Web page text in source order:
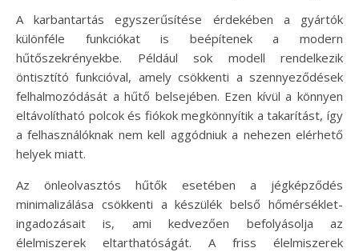
A karbantartás egyszerűsítése érdekében a gyártók
különféle funkciókat is beépítenek a modern
hűtőszekrényekbe. Például sok modell rendelkezik
öntisztító funkcióval, amely csökkenti a szennyeződések
felhalmozódását a hűtő belsejében. Ezen kívül a könnyen
eltávolítható polcok és fiókok megkönnyítik a takarítást, így
a felhasználóknak nem kell aggódniuk a nehezen elérhető
helyek miatt.
Az önleolvasztós hűtők esetében a jégképződés
minimalizálása csökkenti a készülék belső hőmérséklet-
ingadozásait is, ami kedvezően befolyásolja az
élelmiszerek eltarthatóságát. A friss élelmiszerek